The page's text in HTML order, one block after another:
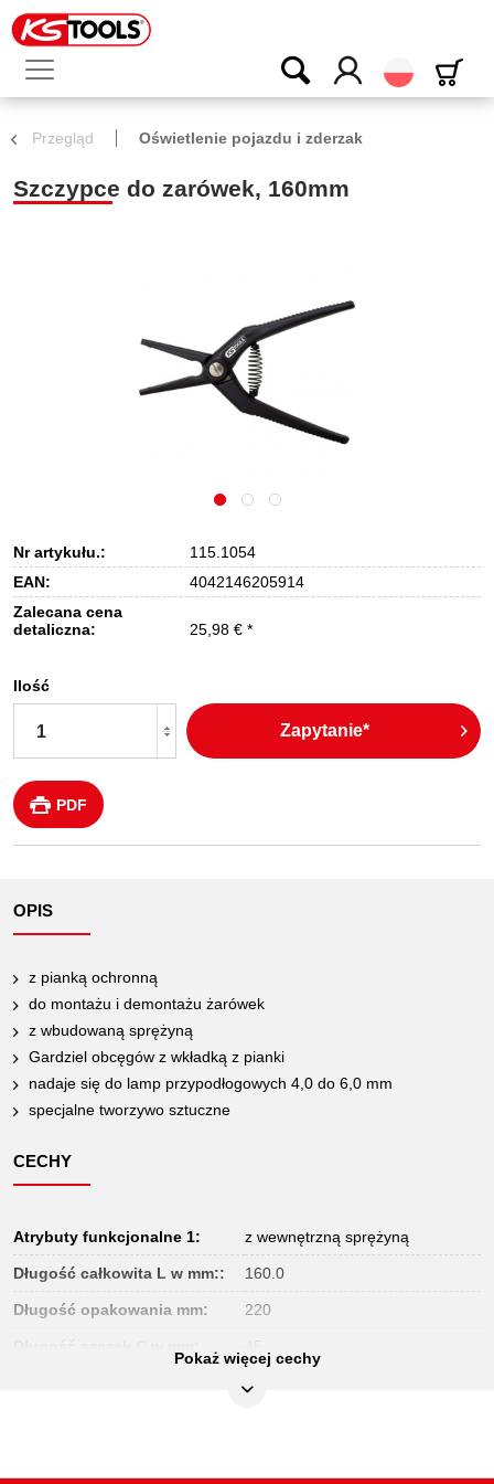
Polski
Przegląd Oświetlenie pojazdu i zderzak
Szczypce do zarówek, 160mm
Nr artykułu.:
115.1054
EAN:
4042146205914
Zalecana cena
detaliczna:
25,98 € *
Ilość
Zapytanie*
PDF
OPIS
z pianką ochronną
do montażu i demontażu żarówek
z wbudowaną sprężyną
Gardziel obcęgów z wkładką z pianki
nadaje się do lamp przypodłogowych 4,0 do 6,0 mm
specjalne tworzywo sztuczne
CECHY
Atrybuty funkcjonalne 1: z wewnętrzną sprężyną
Długość całkowita L w mm:: 160.0
Długość opakowania mm: 220
1
Pokaż więcej cechy